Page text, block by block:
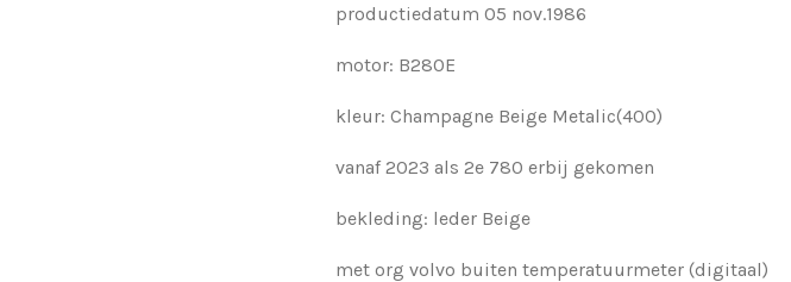
productiedatum 05 nov.1986
motor: B280E
kleur: Champagne Beige Metalic(400)
vanaf 2023 als 2e 780 erbij gekomen
bekleding: leder Beige
met org volvo buiten temperatuurmeter (digitaal)